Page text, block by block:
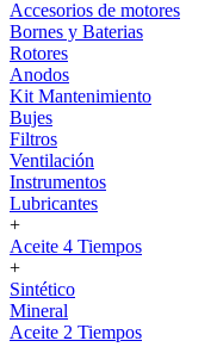
Accesorios de motores
Bornes y Baterias
Rotores
Anodos
Kit Mantenimiento
Bujes
Filtros
Ventilación
Instrumentos
Lubricantes
+
Aceite 4 Tiempos
+
Sintético
Mineral
Aceite 2 Tiempos